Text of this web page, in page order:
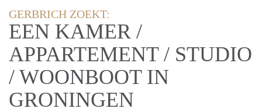
GERBRICH ZOEKT:
EEN KAMER /
APPARTEMENT / STUDIO
/ WOONBOOT IN
GRONINGEN